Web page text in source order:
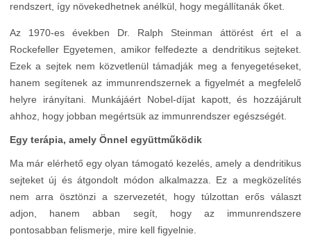
rendszert, így növekedhetnek anélkül, hogy megállítanák őket.
Az 1970-es években Dr. Ralph Steinman áttörést ért el a
Rockefeller Egyetemen, amikor felfedezte a dendritikus sejteket.
Ezek a sejtek nem közvetlenül támadják meg a fenyegetéseket,
hanem segítenek az immunrendszernek a figyelmét a megfelelő
helyre irányítani. Munkájáért Nobel-díjat kapott, és hozzájárult
ahhoz, hogy jobban megértsük az immunrendszer egészségét.
Egy terápia, amely Önnel együttműködik
Ma már elérhető egy olyan támogató kezelés, amely a dendritikus
sejteket új és átgondolt módon alkalmazza. Ez a megközelítés
nem arra ösztönzi a szervezetét, hogy túlzottan erős választ
adjon, hanem abban segít, hogy az immunrendszere
pontosabban felismerje, mire kell figyelnie.